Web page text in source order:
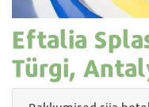
Eftalia
Türgi,